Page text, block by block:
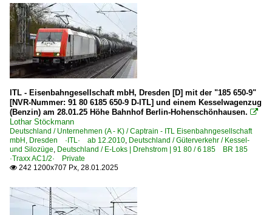
ITL - Eisenbahngesellschaft mbH, Dresden [D] mit der "185 650-9"
[NVR-Nummer: 91 80 6185 650-9 D-ITL] und einem Kesselwagenzug
(Benzin) am 28.01.25 Höhe Bahnhof Berlin-Hohenschönhausen. 
Lothar Stöckmann
Deutschland / Unternehmen (A - K) / Captrain - ITL Eisenbahngesellschaft
mbH, Dresden ·ITL· ab 12.2010, Deutschland / Güterverkehr / Kessel-
und Silozüge, Deutschland / E-Loks | Drehstrom | 91 80 / 6 185 BR 185
·Traxx AC1/2· Private
 242 1200x707 Px, 28.01.2025